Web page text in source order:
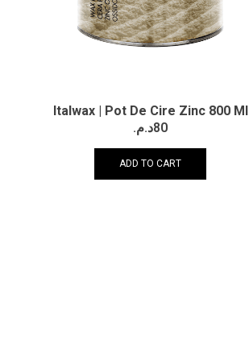
Italwax | Pot De Cire Zinc 800 Ml
80د.م.
ADD TO CART